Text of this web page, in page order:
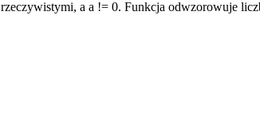
a a != 0. Funkcja odwzorowuje